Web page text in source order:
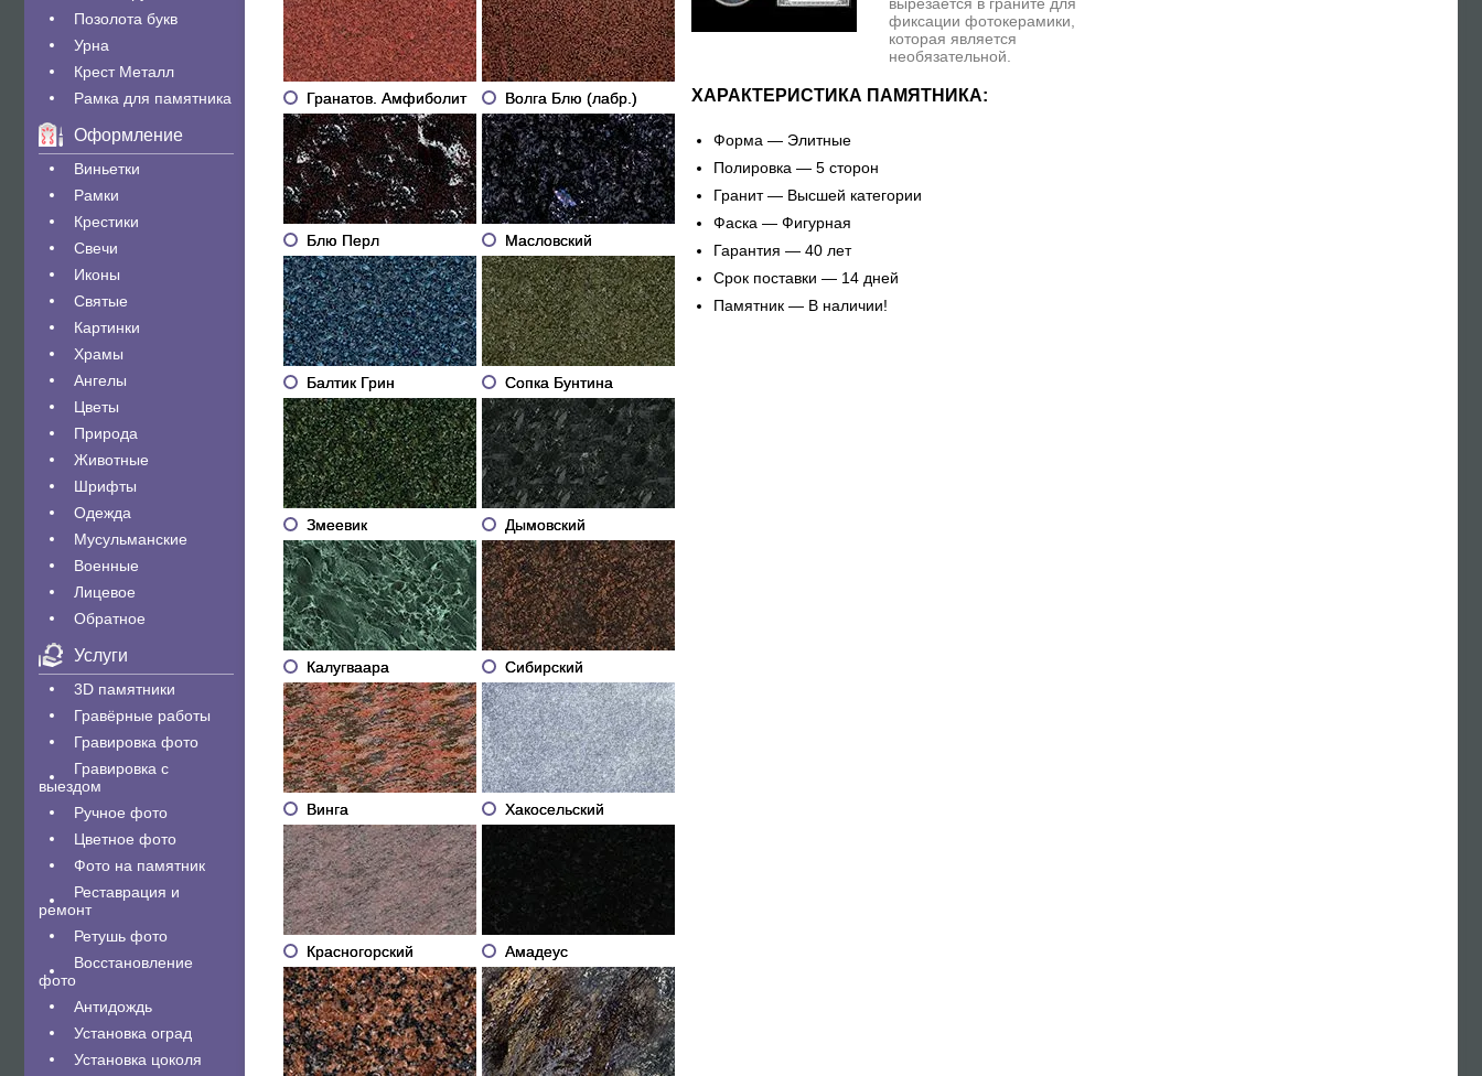
Позолота букв
Урна
Крест Металл
Рамка для памятника
Оформление
Виньетки
Рамки
Крестики
Свечи
Иконы
Святые
Картинки
Храмы
Ангелы
Цветы
Природа
Животные
Шрифты
Одежда
Мусульманские
Военные
Лицевое
Обратное
Услуги
3D памятники
Гравëрные работы
Гравировка фото
Гравировка с
выездом
Ручное фото
Цветное фото
Фото на памятник
Реставрация и
ремонт
Ретушь фото
Восстановление
фото
Антидождь
Установка оград
Установка цоколя
Гранатов. Амфиболит Волга Блю (лабр.)
Блю Перл Масловский
Балтик Грин Сопка Бунтина
Змеевик Дымовский
Калугваара Сибирский
Винга Хакосельский
Красногорский Амадеус
вырезается в граните для
фиксации фотокерамики,
которая является
необязательной.
ХАРАКТЕРИСТИКА ПАМЯТНИКА:
Форма — Элитные
Полировка — 5 сторон
Гранит — Высшей категории
Фаска — Фигурная
Гарантия — 40 лет
Срок поставки — 14 дней
Памятник — В наличии!